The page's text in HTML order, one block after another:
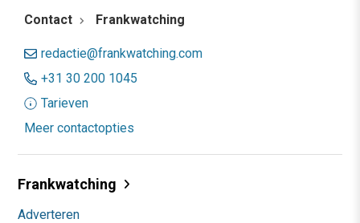
Contact Frankwatching
redactie@frankwatching.com
+31 30 200 1045
Tarieven
Meer contactopties
Frankwatching
Adverteren